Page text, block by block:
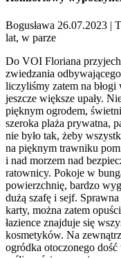
Bogusława 26.07.2023 |
lat, w parze
Do VOI Floriana
zwiedzania
liczyliśmy zatem na błogi
jeszcze większe upały.
pięknym ogrodem,
szeroka plaża prywatna,
nie było tak, żeby
na pięknym trawniku
i nad morzem nad
ratownicy. Pokoje w
powierzchnię, bardzo
dużą szafę i sejf.
karty, można zatem
łazience znajduje się
kosmetyków. Na
ogródka otoczonego